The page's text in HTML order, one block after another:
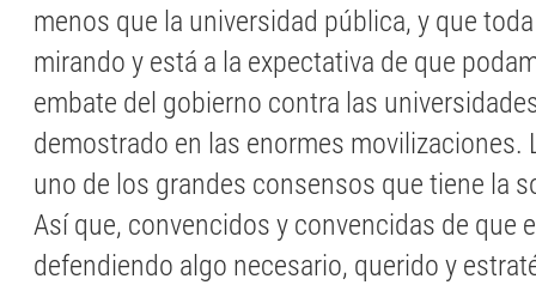
menos que la universidad pública, y que
mirando y está a la expectativa de que
embate del gobierno contra las
demostrado en las enormes movilizaciones.
uno de los grandes consensos que tiene la
Así que, convencidos y convencidas de que
defendiendo algo necesario, querido y